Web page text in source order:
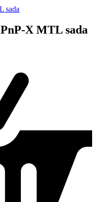
sada
X MTL sada